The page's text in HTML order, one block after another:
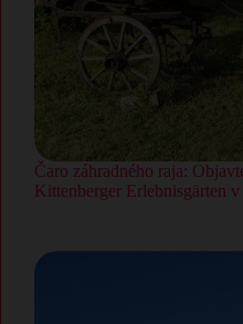
Čaro záhradného raja:
Kittenberger Erlebnisgärten